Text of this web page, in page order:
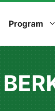
Program